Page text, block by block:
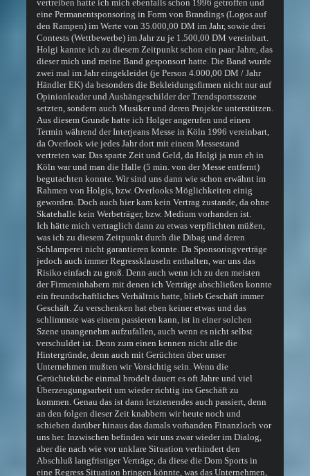
vertreiben hatte ich mich ebenfalls schon 1996 getroffen und
eine Permanentsponsoring in Form von Brandings (Logos auf
den Rampen) im Werte von 35.000,00 DM im Jahr, sowie drei
Contests (Wettbewerbe) im Jahr zu je 1.500,00 DM vereinbart.
Holgi kannte ich zu diesem Zeitpunkt schon ein paar Jahre, das
dieser mich und meine Band gesponsort hatte. Die Band wurde
zwei mal im Jahr eingekleidet (je Person 4.000,00 DM / Jahr
Händler EK) da besonders die Bekleidungsfirmen nicht nur auf
Opinionleader und Aushängeschilder der Trendsportsszene
setzten, sondern auch Musiker und deren Projekte unterstützen.
Aus diesem Grunde hatte ich Holger angerufen und einen
Termin während der Interjeans Messe in Köln 1996 vereinbart,
da Overlook wie jedes Jahr dort mit einem Messestand
vertreten war. Das sparte Zeit und Geld, da Holgi ja nun eh in
Köln war und man die Halle (5 min. von der Messe entfernt)
begutachten konnte. Wir sind uns dann wie schon erwähnt im
Rahmen von Holgis, bzw. Overlooks Möglichkeiten einig
geworden. Doch auch hier kam kein Vertrag zustande, da ohne
Skatehalle kein Werbeträger, bzw. Medium vorhanden ist.
Ich hätte mich vertraglich dann zu etwas verpflichten müßen,
was ich zu diesem Zeitpunkt durch die Dibag und deren
Schlamperei nicht garantieren konnte. Da Sponsoringverträge
jedoch auch immer Regressklauseln enthalten, war uns das
Risiko einfach zu groß. Denn auch wenn ich zu den meisten
der Firmeninhabern mit denen ich Verträge abschließen konnte
ein freundschaftliches Verhältnis hatte, blieb Geschäft immer
Geschäft. Zu verschenken hat eben keiner etwas und das
schlimmste was einem passieren kann, ist in einer solchen
Szene unangenehm aufzufallen, auch wenn es nicht selbst
verschuldet ist. Denn zum einen kennen nicht alle die
Hintergründe, denn auch mit Gerüchten über unser
Unternehmen mußten wir Vorsichtig sein. Wenn die
Gerüchteküche einmal brodelt dauert es oft Jahre und viel
Überzeugungsarbeit um wieder richtig ins Geschäft zu
kommen. Genau das ist dann letztenendes auch passiert, denn
an den folgen dieser Zeit knabbern wir heute noch und
schieben darüber hinaus das damals vorhanden Finanzloch vor
uns her. Inzwischen befinden wir uns zwar wieder im Dialog,
aber die nach wie vor unklare Situation verhindert den
Abschluß langfristiger Verträge, da diese die Dom Sports in
eine Regress Situation bringen könnte, was das Unternehmen,